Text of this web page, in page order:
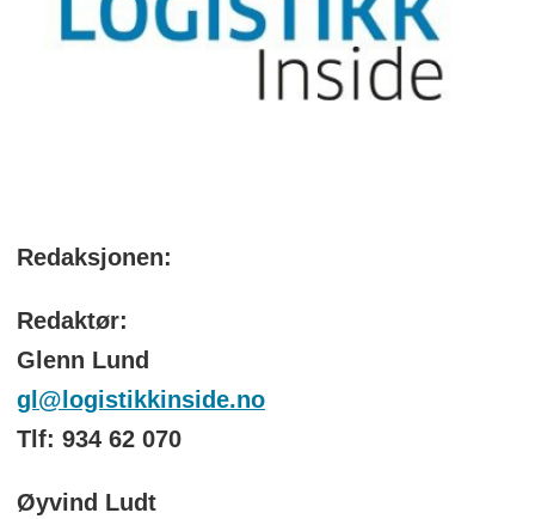
Redaksjonen:
Redaktør:
Glenn Lund
gl@logistikkinside.no
Tlf: 934 62 070
Øyvind Ludt